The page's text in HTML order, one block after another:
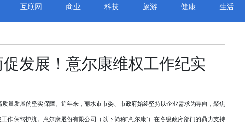
互联网 商业 科技 旅游 健康 生活
发展！意尔康维权工作纪实
发展的坚实保障。近年来，丽水市市委、市政府始终坚持以企业需求为导向，聚焦
作保驾护航。意尔康股份有限公司（以下简称“意尔康”）在各级政府部门的鼎力支持